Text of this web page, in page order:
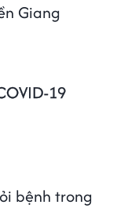
Giang
19
bệnh trong